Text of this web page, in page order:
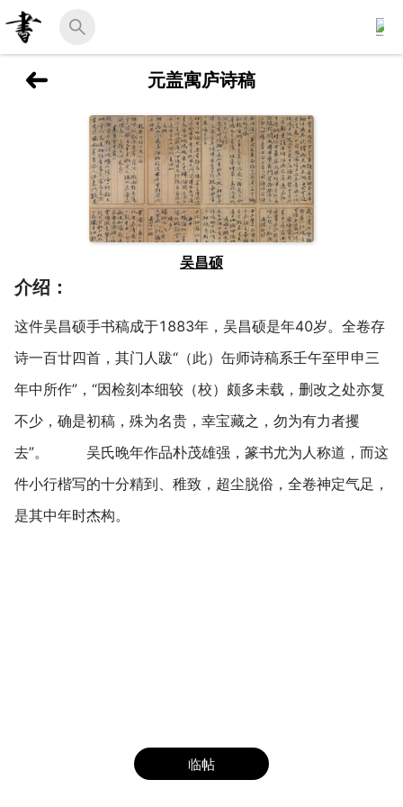
元盖寓庐诗稿
吴昌硕
介绍：
这件吴昌硕手书稿成于1883年，吴昌硕是年40岁。全卷存
诗一百廿四首，其门人跋“（此）缶师诗稿系壬午至甲申三
年中所作”，“因检刻本细较（校）颇多未载，删改之处亦复
不少，确是初稿，殊为名贵，幸宝藏之，勿为有力者攫
去”。 吴氏晚年作品朴茂雄强，篆书尤为人称道，而这
件小行楷写的十分精到、稚致，超尘脱俗，全卷神定气足，
是其中年时杰构。
临帖